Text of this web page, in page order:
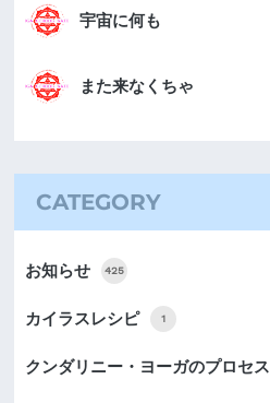
宇宙に何も
また来なくちゃ
CATEGORY
お知らせ 425
カイラスレシピ 1
クンダリニー・ヨーガのプロセス